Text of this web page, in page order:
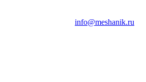
info@meshanik.ru